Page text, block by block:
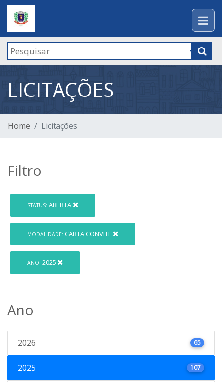
LICITAÇÕES
Home Licitações
Filtro
STATUS: ABERTA
MODALIDADE: CARTA CONVITE
ANO: 2025
Ano
2026 65
2025 107